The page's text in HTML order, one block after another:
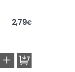
2,79€
+